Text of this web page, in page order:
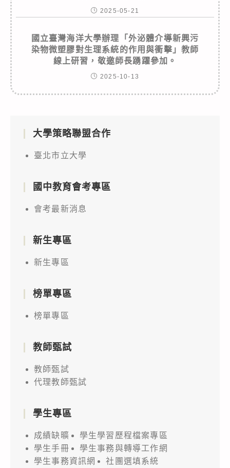
2025-05-21
國立臺灣海洋大學辦理「外泌體介導新興污
染物微塑膠對生理系統的作用與衝擊」教師
線上研習，敬邀師長踴躍參加。
2025-10-13
大學策略聯盟合作
臺北市立大學
國中教育會考專區
會考最新消息
新生專區
新生專區
榜單專區
榜單專區
教師甄試
教師甄試
代理教師甄試
學生專區
成績缺曠
學生學習歷程檔案專區
學生手冊
學生事務與轉導工作網
學生事務資訊網
社團選填系統